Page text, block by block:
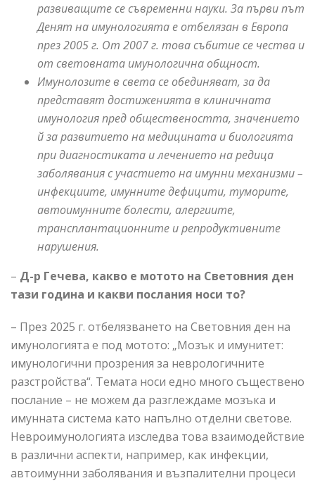
развиващите се съвременни науки. За първи път
Денят на имунологията е отбелязан в Европа
през 2005 г. От 2007 г. това събитие се чества и
от световната имунологична общност.
Имунолозите в света се обединяват, за да
представят достиженията в клиничната
имунология пред обществеността, значението
й за развитието на медицината и биологията
при диагностиката и лечението на редица
заболявания с участието на имунни механизми –
инфекциите, имунните дефицити, туморите,
автоимунните болести, алергиите,
трансплантационните и репродуктивните
нарушения.
– Д-р Гечева, какво е мотото на Световния ден
тази година и какви послания носи то?
– През 2025 г. отбелязването на Световния ден на
имунологията е под мотото: „Мозък и имунитет:
имунологични прозрения за неврологичните
разстройства“. Темата носи едно много съществено
послание – не можем да разглеждаме мозъка и
имунната система като напълно отдeлни светове.
Невроимунологията изследва това взаимодействие
в различни аспекти, например, как инфекции,
автоимунни заболявания и възпалителни процеси